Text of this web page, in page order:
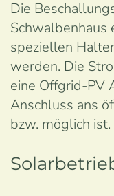
Die
Schwalbenhaus
speziellen
werden. Die
eine Offgrid-PV
Anschluss ans
bzw. möglich ist.